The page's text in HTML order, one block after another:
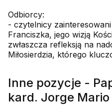
Odbiorcy:
- czytelnicy
Franciszka, jego wizją
zwłaszcza refleksją na
Miłosierdzia, którego
Inne pozycje -
kard. Jorge